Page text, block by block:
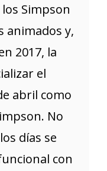
Simpson
animados y,
2017, la
el
abril como
No
días se
con